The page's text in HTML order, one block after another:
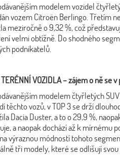
modelem vozidel
vozem Citroën Berlingo. Třetím
meziročně o 9,32 %, což
velmi obtížně. Do shodného
podnikatelů.
TERÉNNÍ VOZIDLA – zájem o ně
modelem čtyřletých
těchto vozů, v TOP 3 se drží
Dacia Duster, a to o 29,9 %,
a naopak dochází až k mírnému
výraznou módností tohoto
tři modely, které se odlišují